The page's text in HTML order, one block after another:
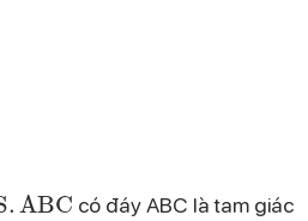
ABC
có đáy ABC là tam giác